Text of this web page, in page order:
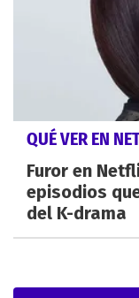
QUÉ VER EN
Furor en
episodios
del K-drama